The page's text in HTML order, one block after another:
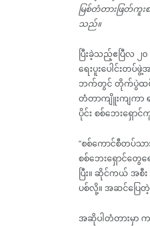
မြစ်တံတားဖြတ်ကူ
သည်။
ပြီးခဲ့သည့်ဧပြီလ
ရေးပူးပေါင်းတပ်
ဘက်တွင် တိုက်ပွဲထပ်မံ
တံတာကျိူးကျကာ
ပိုင်း စစ်ဘေးရှေ
“စစ်ကောင်စီတပ်သာ
စစ်ဘေးရှောင်တွေ
ပြီး။ ဆိုင်ကယ် အ
ပစ်လို့။ အဆင်ပြေတဲ့
အဆိုပါတံတားမှာ က